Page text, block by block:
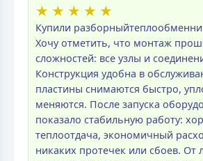
★ ★ ★ ★ ★
Купили
Хочу отметить, что монтаж
сложностей: все узлы и
Конструкция удобна в
пластины снимаются быстро,
меняются. После запуска
показало стабильную работу:
теплоотдача, экономичный
никаких протечек или сбоев. От